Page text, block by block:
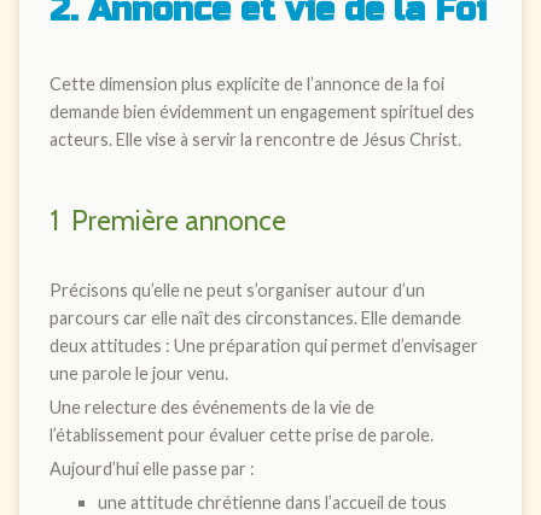
2. Annonce et vie de la Foi
Cette dimension plus explicite de l’annonce de la foi
demande bien évidemment un engagement spirituel des
acteurs. Elle vise à servir la rencontre de Jésus Christ.
1 Première annonce
Précisons qu’elle ne peut s’organiser autour d’un
parcours car elle naît des circonstances. Elle demande
deux attitudes : Une préparation qui permet d’envisager
une parole le jour venu.
Une relecture des événements de la vie de
l’établissement pour évaluer cette prise de parole.
Aujourd’hui elle passe par :
une attitude chrétienne dans l’accueil de tous